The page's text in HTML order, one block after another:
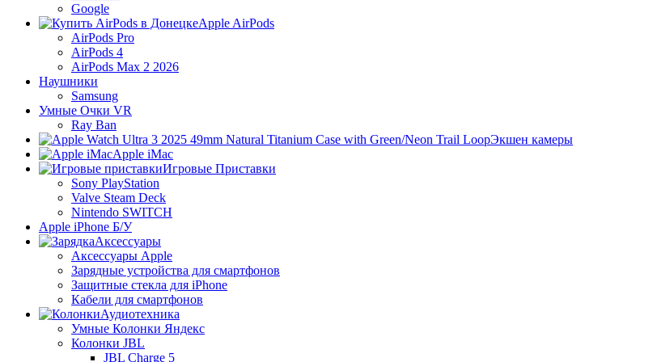
Google
Apple AirPods
AirPods Pro
AirPods 4
AirPods Max 2 2026
Наушники
Samsung
Умные Очки VR
Ray Ban
Экшен камеры
Apple iMac
Игровые Приставки
Sony PlayStation
Valve Steam Deck
Nintendo SWITCH
Apple iPhone Б/У
Аксессуары
Аксессуары Apple
Зарядные устройства для смартфонов
Защитные стекла для iPhone
Кабели для смартфонов
Аудиотехника
Умные Колонки Яндекс
Колонки JBL
JBL Charge 5